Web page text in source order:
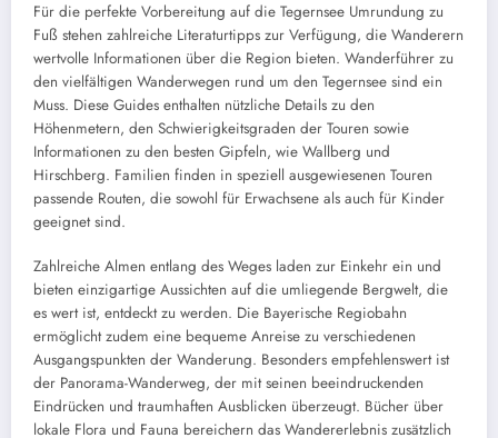
Für die perfekte Vorbereitung auf die Tegernsee Umrundung zu
Fuß stehen zahlreiche Literaturtipps zur Verfügung, die Wanderern
wertvolle Informationen über die Region bieten. Wanderführer zu
den vielfältigen Wanderwegen rund um den Tegernsee sind ein
Muss. Diese Guides enthalten nützliche Details zu den
Höhenmetern, den Schwierigkeitsgraden der Touren sowie
Informationen zu den besten Gipfeln, wie Wallberg und
Hirschberg. Familien finden in speziell ausgewiesenen Touren
passende Routen, die sowohl für Erwachsene als auch für Kinder
geeignet sind.
Zahlreiche Almen entlang des Weges laden zur Einkehr ein und
bieten einzigartige Aussichten auf die umliegende Bergwelt, die
es wert ist, entdeckt zu werden. Die Bayerische Regiobahn
ermöglicht zudem eine bequeme Anreise zu verschiedenen
Ausgangspunkten der Wanderung. Besonders empfehlenswert ist
der Panorama-Wanderweg, der mit seinen beeindruckenden
Eindrücken und traumhaften Ausblicken überzeugt. Bücher über
lokale Flora und Fauna bereichern das Wandererlebnis zusätzlich